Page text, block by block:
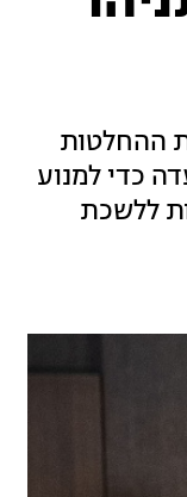
ההחלטות
כדי למנוע
ללשכת